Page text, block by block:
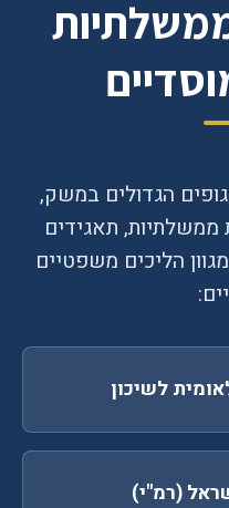
הגדולים במשק,
ממשלתיות, תאגידים
הליכים משפטיים
לשיכון
(רמ"י)